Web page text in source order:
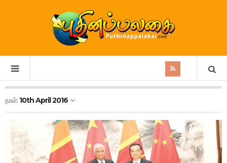
நாள்: 10th April 2016